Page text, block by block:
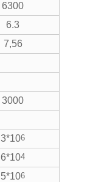
6300
6.3
7,56
3000
3*106
6*104
5*106